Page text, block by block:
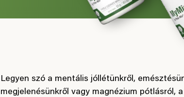
Legyen szó a mentális jóllétünkről,
megjelenésünkről vagy magnézium pótlásról,